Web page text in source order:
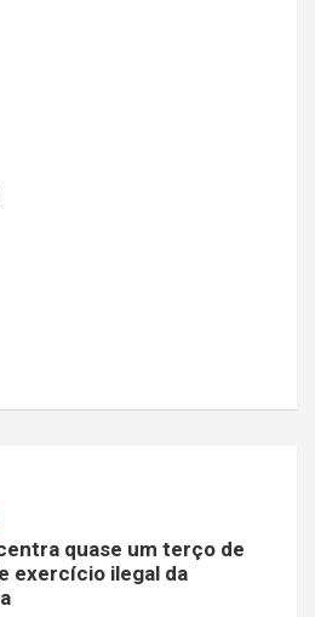
quase um terço de
exercício ilegal da